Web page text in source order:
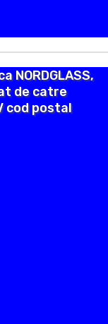
NORDGLASS,
de catre
cod postal